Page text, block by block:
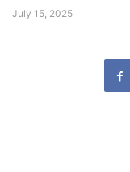
July 15, 2025